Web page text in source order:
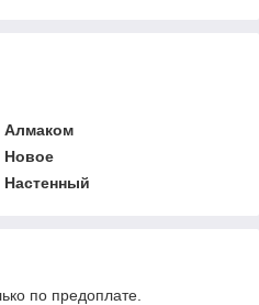
Алмаком
Новое
Настенный
по предоплате.